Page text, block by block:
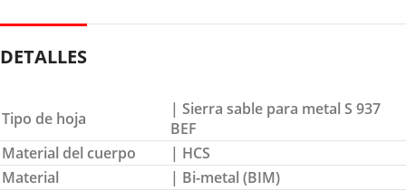
DETALLES
Tipo de hoja
| Sierra sable para metal S 937
BEF
Material del cuerpo
| HCS
Material
| Bi-metal (BIM)